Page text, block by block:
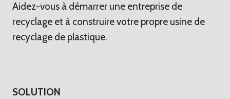
Aidez-vous à démarrer une entreprise de
recyclage et à construire votre propre usine de
recyclage de plastique.
SOLUTION